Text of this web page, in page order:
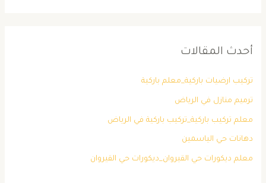
أحدث المقالات
تركيب ارضيات باركية_معلم باركية
ترميم منازل في الرياض
معلم تركيب باركية_تركيب باركية في الرياض
دهانات حي الياسمين
معلم ديكورات حي القيروان_ديكورات حي القيروان